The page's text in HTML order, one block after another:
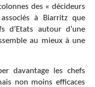
des « décideurs
à Biarritz que
d’Etats autour d’une
au mieux à une
davantage les chefs
non moins efficaces